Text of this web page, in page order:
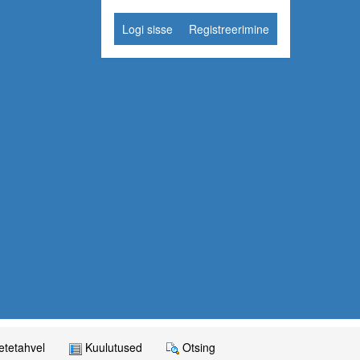
Logi sisse Registreerimine
Kuulutused Otsing